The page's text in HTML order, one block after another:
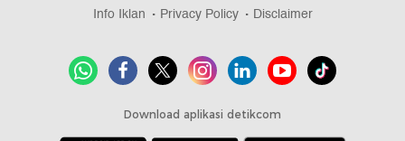
Info Iklan
Privacy Policy Disclaimer
Download aplikasi detikcom